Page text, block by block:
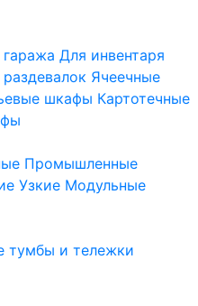
Для инвентаря
Ячеечные
шкафы Картотечные
Промышленные
Узкие Модульные
тумбы и тележки